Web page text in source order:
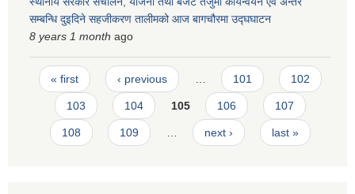
सम्बन्धि दुइदिने सहजीकरण तालीमको आज बागचौरमा उद्घघाटन
8 years 1 month ago
Pages
« first ‹ previous … 101 102
103 104 105 106 107
108 109 … next › last »